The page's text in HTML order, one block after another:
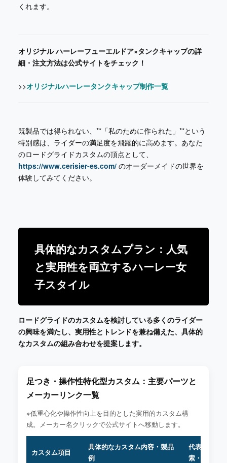
くれます。
オリジナル ハーレーフューエルドア×タンクキャップの詳
細・注文方法は公式サイトをチェック！
>>オリジナルハーレータンクキャップ制作一覧
既製品では得られない、**「私のために作られた」**という
特別感は、ライダーの満足度を飛躍的に高めます。あなた
のロードグライドカスタムの頂点として、
https://www.cerisier-es.com/ のオーダーメイドの世界を
体験してみてください。
具体的なカスタムプラン：人気
と実用性を両立するハーレー女
子スタイル
ロードグライドのカスタムを検討している多くのライダー
の興味を満たし、実用性とトレンドを兼ね備えた、具体的
なカスタムの組み合わせを提案します。
足つき・操作性特化型カスタム：主要パーツと
メーカーリンク一覧
※低重心化や操作性向上を目的とした実用的カスタム構
成。メーカー名クリックで公式サイトへ移動します。
カスタム項目
具体的なカスタム内容・製品
例
代表的なメ
索・リンク